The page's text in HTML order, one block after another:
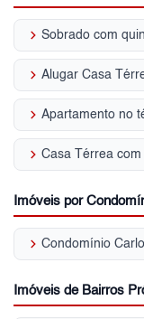
keyboard_arrow_right Sobrado com
keyboard_arrow_right Alugar Casa
keyboard_arrow_right
keyboard_arrow_right
Imóveis por
keyboard_arrow_right
Imóveis de Bairros